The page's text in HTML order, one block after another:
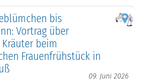
bis
Vortrag über
beim
Frauenfrühstück in
09. Juni 2026